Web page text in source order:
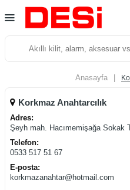
Anasayfa
Korkmaz Anahtarcılık
Adres:
Şeyh mah. Hacımemişağa Sokak
Telefon:
0533 517 51 67
E-posta:
korkmazanahtar@hotmail.com